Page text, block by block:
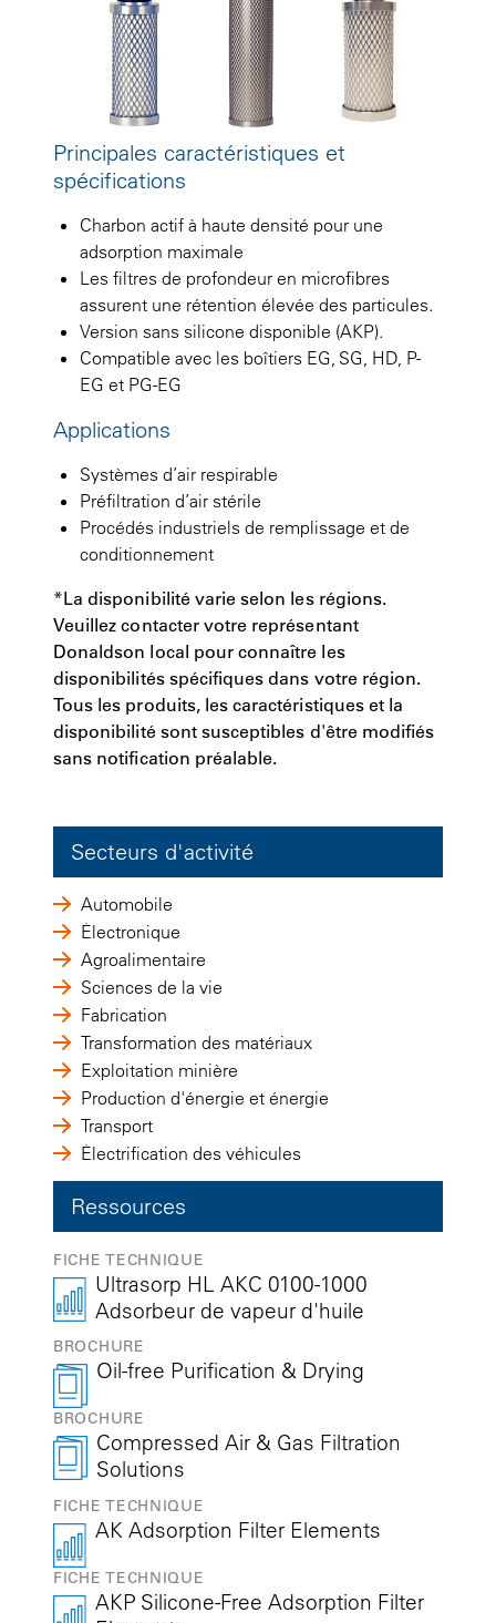
Principales caractéristiques et
spécifications
Charbon actif à haute densité pour une
adsorption maximale
Les filtres de profondeur en microfibres
assurent une rétention élevée des particules.
Version sans silicone disponible (AKP).
Compatible avec les boîtiers EG, SG, HD, P-
EG et PG-EG
Applications
Systèmes d’air respirable
Préfiltration d’air stérile
Procédés industriels de remplissage et de
conditionnement
*La disponibilité varie selon les régions.
Veuillez contacter votre représentant
Donaldson local pour connaître les
disponibilités spécifiques dans votre région.
Tous les produits, les caractéristiques et la
disponibilité sont susceptibles d'être modifiés
sans notification préalable.
Secteurs d'activité
Automobile
Électronique
Agroalimentaire
Sciences de la vie
Fabrication
Transformation des matériaux
Exploitation minière
Production d'énergie et énergie
Transport
Électrification des véhicules
Ressources
FICHE TECHNIQUE
Ultrasorp HL AKC 0100-1000
Adsorbeur de vapeur d'huile
BROCHURE
Oil-free Purification & Drying
BROCHURE
Compressed Air & Gas Filtration
Solutions
FICHE TECHNIQUE
AK Adsorption Filter Elements
FICHE TECHNIQUE
AKP Silicone-Free Adsorption Filter